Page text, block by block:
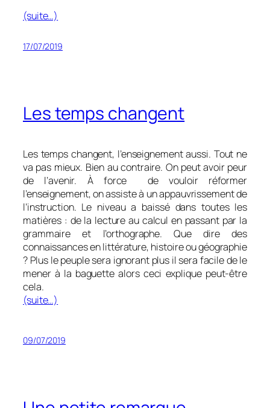
(suite…)
17/07/2019
Les temps changent
Les temps changent, l’enseignement aussi. Tout ne
va pas mieux. Bien au contraire. On peut avoir peur
de l’avenir. À force de vouloir réformer
l’enseignement, on assiste à un appauvrissement de
l’instruction. Le niveau a baissé dans toutes les
matières : de la lecture au calcul en passant par la
grammaire et l’orthographe. Que dire des
connaissances en littérature, histoire ou géographie
? Plus le peuple sera ignorant plus il sera facile de le
mener à la baguette alors ceci explique peut-être
cela.
(suite…)
09/07/2019